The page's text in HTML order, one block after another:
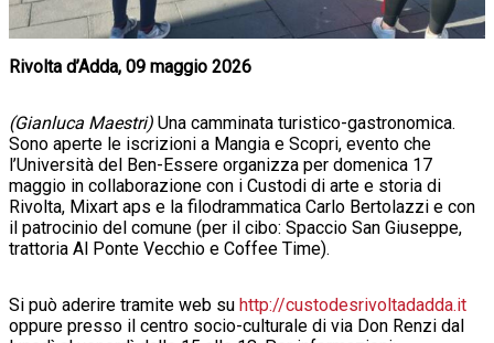
Rivolta d’Adda, 09 maggio 2026
(Gianluca Maestri) Una camminata turistico-gastronomica.
Sono aperte le iscrizioni a Mangia e Scopri, evento che
l’Università del Ben-Essere organizza per domenica 17
maggio in collaborazione con i Custodi di arte e storia di
Rivolta, Mixart aps e la filodrammatica Carlo Bertolazzi e con
il patrocinio del comune (per il cibo: Spaccio San Giuseppe,
trattoria Al Ponte Vecchio e Coffee Time).
Si può aderire tramite web su http://custodesrivoltadadda.it
oppure presso il centro socio-culturale di via Don Renzi dal